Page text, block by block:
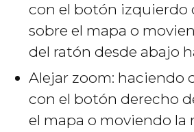
con el botón izquierdo
sobre el mapa o
del ratón desde abajo
Alejar zoom: haciendo
con el botón derecho
el mapa o moviendo la